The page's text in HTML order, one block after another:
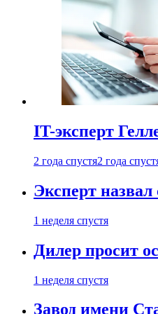
IT-эксперт
2 года спустя2 года
Эксперт
1 неделя спустя
Дилер просит
1 неделя спустя
Завод имени